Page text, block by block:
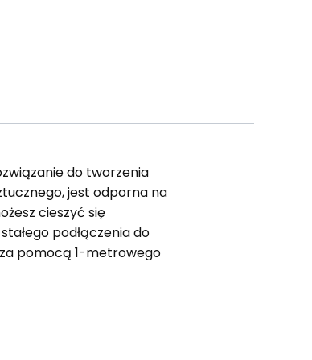
do tworzenia
jest odporna na
cieszyć się
podłączenia do
za pomocą 1-metrowego